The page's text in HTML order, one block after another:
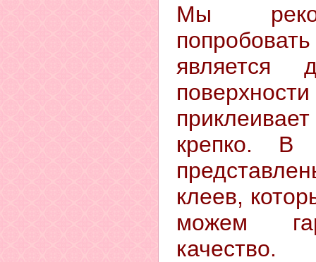
Мы
является
крепко. В
клеев,
можем
качество.